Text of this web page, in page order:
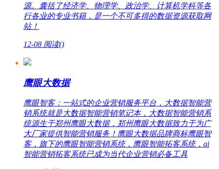
源。囊括了经济学、物理学、政治学、计算机学科等各
行各业的专业书籍，是一个不可多得的数据资源获取网
站！
12-08 阅读()
鹰眼大数据
鹰眼智客：一站式的企业营销服务平台，大数据智能营
销系统就是大数据智能营销笔记本，大数据智能营销系
统源生于郑州鹰眼大数据，郑州鹰眼大数据致力于为广
大厂家提供智能营销服务！鹰眼大数据品牌商标鹰眼智
客，旗下的鹰眼智能营销系统，鹰眼智能拓客系统，ai
智能营销拓客系统已成为当代企业营销必备工具